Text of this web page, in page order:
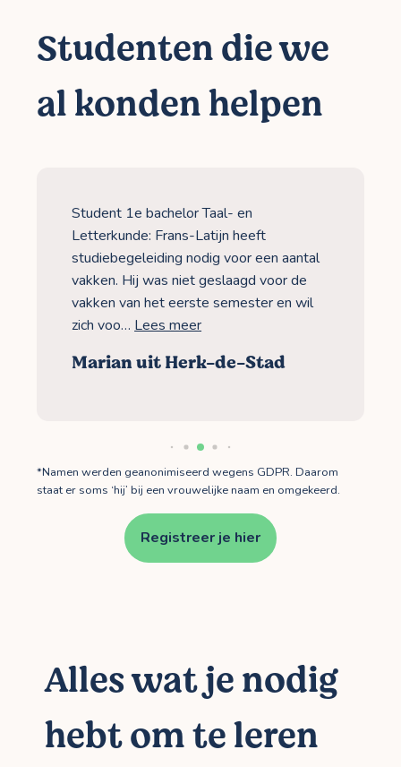
Studenten die we
al konden helpen
Student 1e bachelor Taal- en
Letterkunde: Frans-Latijn heeft
studiebegeleiding nodig voor een aantal
vakken. Hij was niet geslaagd voor de
vakken van het eerste semester en wil
zich voo… Lees meer
Marian uit Herk-de-Stad
*Namen werden geanonimiseerd wegens GDPR. Daarom
staat er soms ‘hij’ bij een vrouwelijke naam en omgekeerd.
Registreer je hier
Alles wat je nodig
hebt om te leren